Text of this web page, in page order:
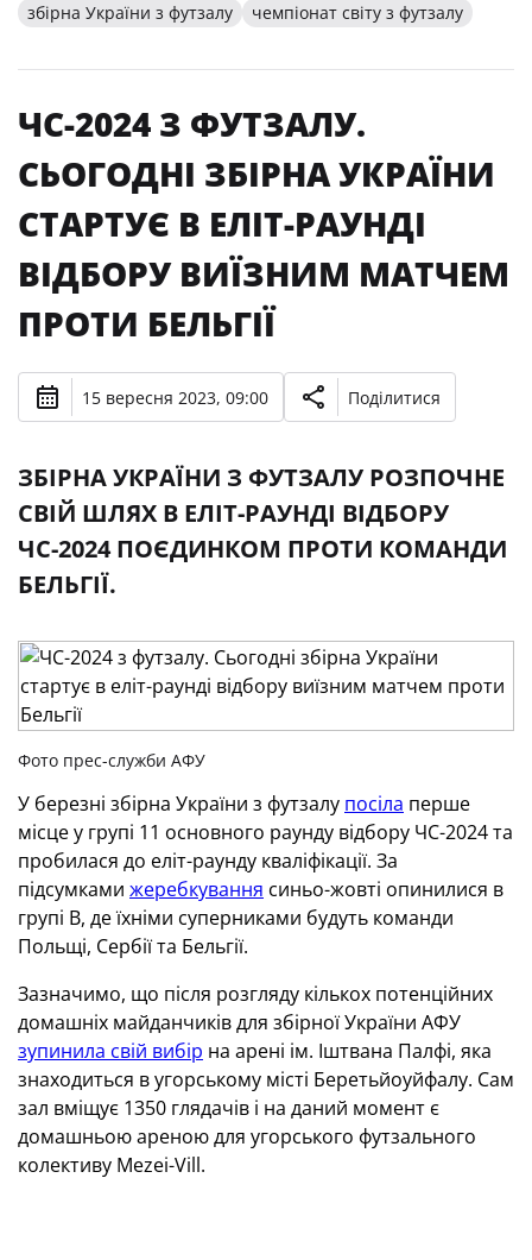
збірна України з футзалу чемпіонат світу з футзалу
ЧС-2024 З ФУТЗАЛУ.
СЬОГОДНІ ЗБІРНА УКРАЇНИ
СТАРТУЄ В ЕЛІТ-РАУНДІ
ВІДБОРУ ВИЇЗНИМ МАТЧЕМ
ПРОТИ БЕЛЬГІЇ
15 вересня 2023, 09:00 Поділитися
ЗБІРНА УКРАЇНИ З ФУТЗАЛУ РОЗПОЧНЕ
СВІЙ ШЛЯХ В ЕЛІТ-РАУНДІ ВІДБОРУ
ЧС-2024 ПОЄДИНКОМ ПРОТИ КОМАНДИ
БЕЛЬГІЇ.
Фото прес-служби АФУ
У березні збірна України з футзалу посіла перше
місце у групі 11 основного раунду відбору ЧС-2024 та
пробилася до еліт-раунду кваліфікації. За
підсумками жеребкування синьо-жовті опинилися в
групі В, де їхніми суперниками будуть команди
Польщі, Сербії та Бельгії.
Зазначимо, що після розгляду кількох потенційних
домашніх майданчиків для збірної України АФУ
зупинила свій вибір на арені ім. Іштвана Палфі, яка
знаходиться в угорському місті Беретьйоуйфалу. Сам
зал вміщує 1350 глядачів і на даний момент є
домашньою ареною для угорського футзального
колективу Mezei-Vill.